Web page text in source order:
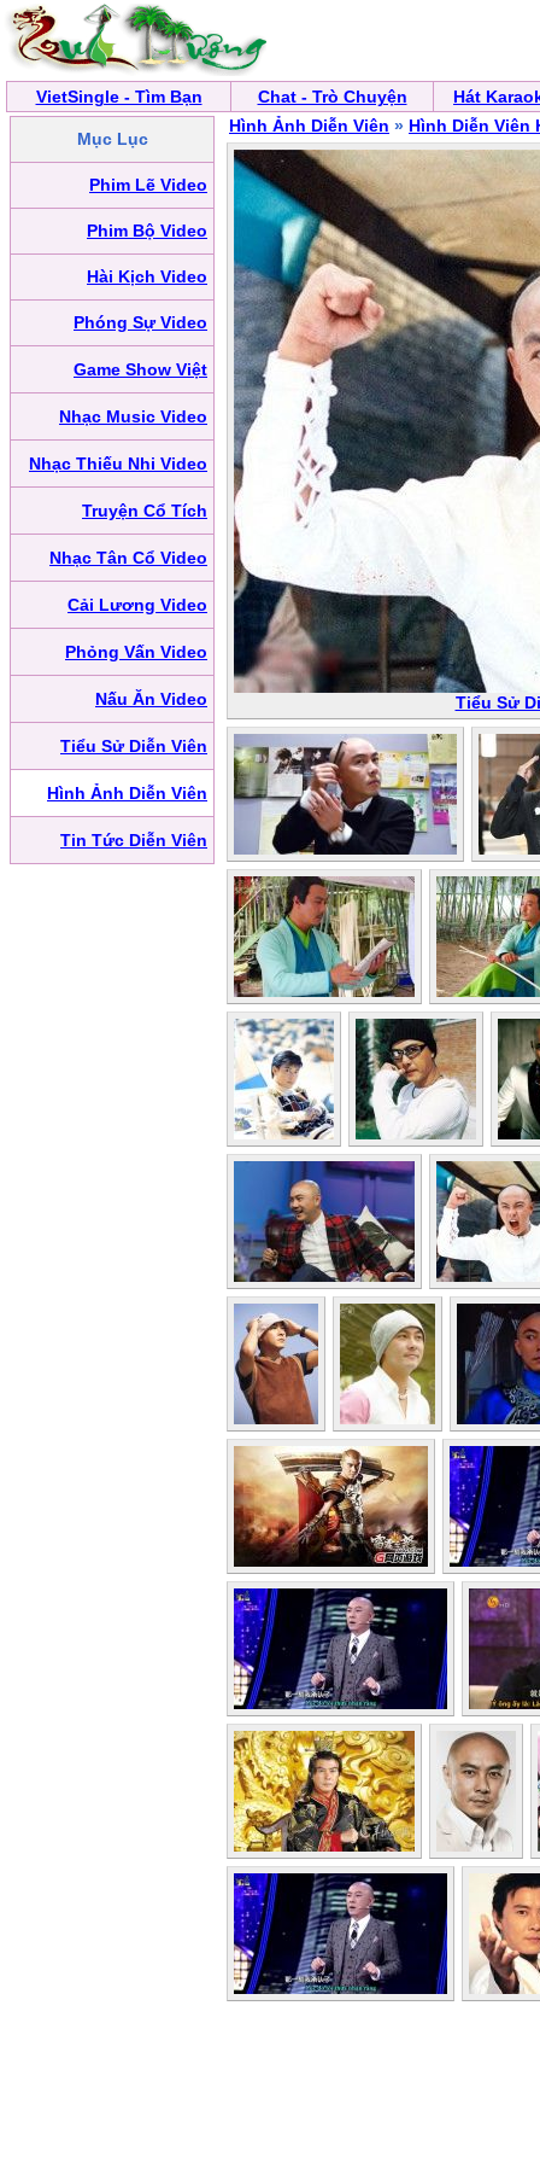
VietSingle - Tìm Bạn Chat - Trò Chuyện Hát
Mục Lục
Phim Lẽ Video
Phim Bộ Video
Hài Kịch Video
Phóng Sự Video
Game Show Việt
Nhạc Music Video
Nhạc Thiếu Nhi Video
Truyện Cổ Tích
Nhạc Tân Cổ Video
Cải Lương Video
Phỏng Vấn Video
Nấu Ăn Video
Tiểu Sử Diễn Viên
Hình Ảnh Diễn Viên
Tin Tức Diễn Viên
Hình Ảnh Diễn Viên » Hình Diễn Viên
Tiểu Sử